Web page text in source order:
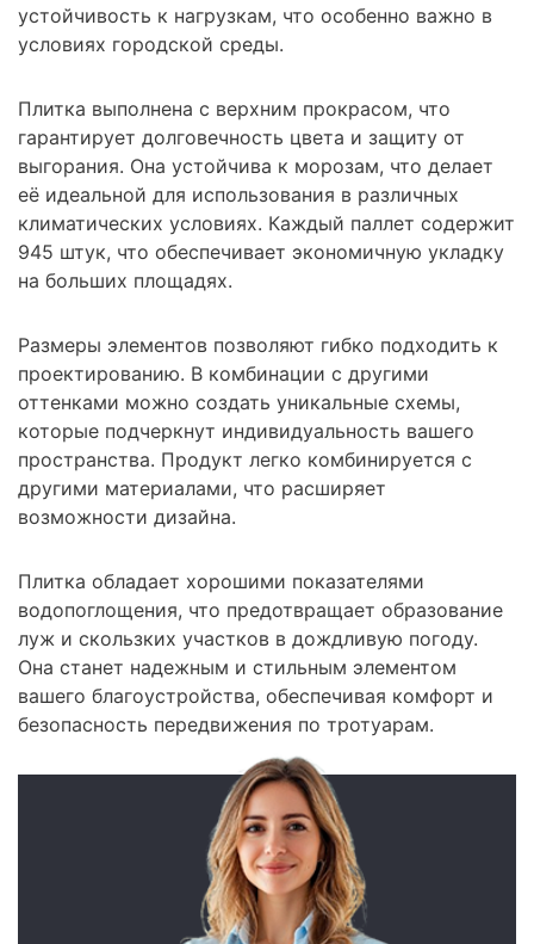
устойчивость к нагрузкам, что особенно важно в
условиях городской среды.
Плитка выполнена с верхним прокрасом, что
гарантирует долговечность цвета и защиту от
выгорания. Она устойчива к морозам, что делает
её идеальной для использования в различных
климатических условиях. Каждый паллет содержит
945 штук, что обеспечивает экономичную укладку
на больших площадях.
Размеры элементов позволяют гибко подходить к
проектированию. В комбинации с другими
оттенками можно создать уникальные схемы,
которые подчеркнут индивидуальность вашего
пространства. Продукт легко комбинируется с
другими материалами, что расширяет
возможности дизайна.
Плитка обладает хорошими показателями
водопоглощения, что предотвращает образование
луж и скользких участков в дождливую погоду.
Она станет надежным и стильным элементом
вашего благоустройства, обеспечивая комфорт и
безопасность передвижения по тротуарам.